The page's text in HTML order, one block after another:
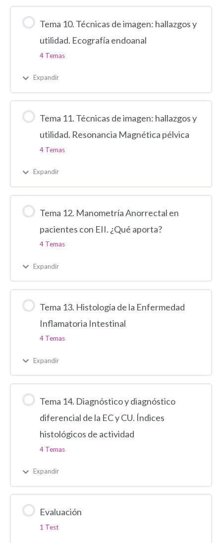
Tema 10. Técnicas de imagen: hallazgos y
utilidad. Ecografía endoanal
4 Temas
Expandir
Tema 11. Técnicas de imagen: hallazgos y
utilidad. Resonancia Magnética pélvica
4 Temas
Expandir
Tema 12. Manometría Anorrectal en
pacientes con EII. ¿Qué aporta?
4 Temas
Expandir
Tema 13. Histología de la Enfermedad
Inflamatoria Intestinal
4 Temas
Expandir
Tema 14. Diagnóstico y diagnóstico
diferencial de la EC y CU. Índices
histológicos de actividad
4 Temas
Expandir
Evaluación
1 Test